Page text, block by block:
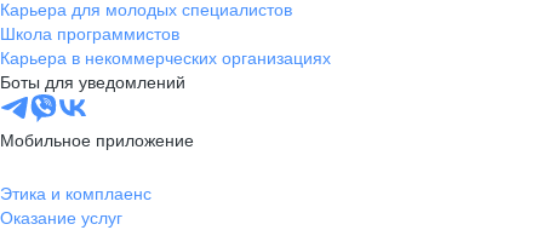
Карьера для молодых специалистов
Школа программистов
Карьера в некоммерческих организациях
Боты для уведомлений
Мобильное приложение
Этика и комплаенс
Оказание услуг